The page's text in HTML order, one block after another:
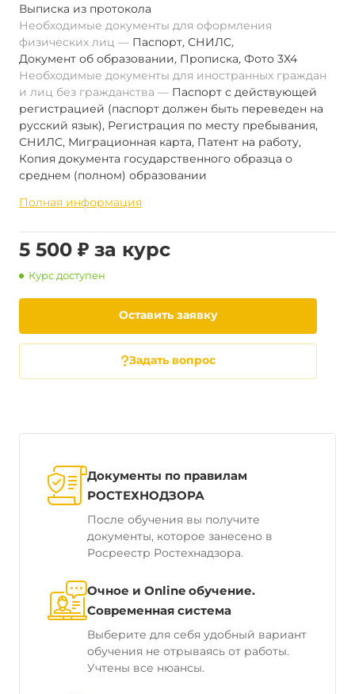
Выписка из протокола
Необходимые документы для оформления
физических лиц
Паспорт, СНИЛС,
Документ об образовании, Прописка, Фото 3Х4
Необходимые документы для иностранных граждан
и лиц без гражданства
Паспорт с действующей
регистрацией (паспорт должен быть переведен на
русский язык), Регистрация по месту пребывания,
СНИЛС, Миграционная карта, Патент на работу,
Копия документа государственного образца о
среднем (полном) образовании
Полная информация
5 500 ₽ за курс
Курс доступен
Оставить заявку
Задать вопрос
Документы по правилам
РОСТЕХНОДЗОРА
После обучения вы получите
документы, которое занесено в
Росреестр Ростехнадзора.
Очное и Online обучение.
Современная система
Выберите для себя удобный вариант
обучения не отрываясь от работы.
Учтены все нюансы.